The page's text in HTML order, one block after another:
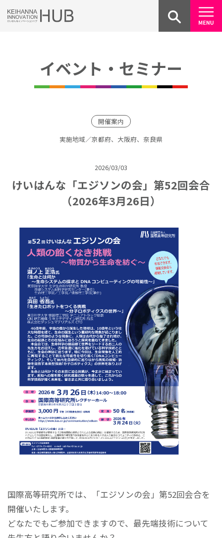
Skip
to
イベント・セミナー
開催案内
実施地域／京都府、大阪府、奈良県
2026/03/03
けいはんな「エジソンの会」第52回会合
（2026年3月26日）
国際高等研究所では、「エジソンの会」第52回会合を
開催いたします。
どなたでもご参加できますので、最先端技術について